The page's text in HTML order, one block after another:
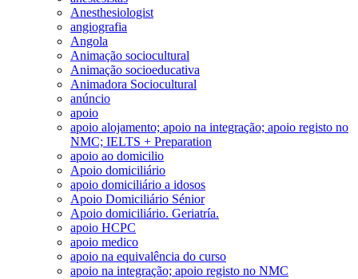
Anesthesiologist
angiografia
Angola
Animação sociocultural
Animação socioeducativa
Animadora Sociocultural
anúncio
apoio
apoio alojamento; apoio na integração; apoio registo no
NMC; IELTS + Preparation
apoio ao domicilio
Apoio domiciliário
apoio domiciliário a idosos
Apoio Domiciliário Sénior
Apoio domiciliário. Geriatría.
apoio HCPC
apoio medico
apoio na equivalência do curso
apoio na integração; apoio registo no NMC